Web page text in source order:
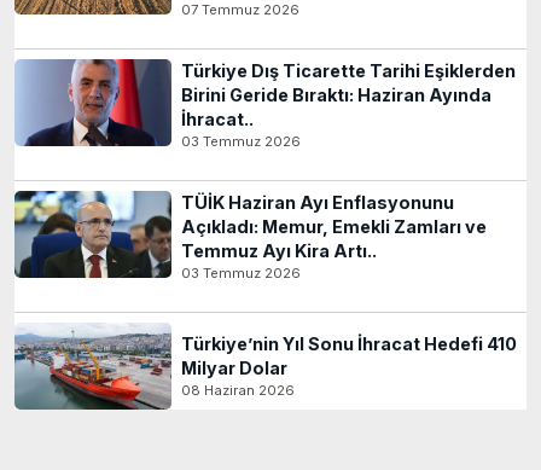
07 Temmuz 2026
Türkiye Dış Ticarette Tarihi Eşiklerden
Birini Geride Bıraktı: Haziran Ayında
İhracat..
03 Temmuz 2026
TÜİK Haziran Ayı Enflasyonunu
Açıkladı: Memur, Emekli Zamları ve
Temmuz Ayı Kira Artı..
03 Temmuz 2026
Türkiye’nin Yıl Sonu İhracat Hedefi 410
Milyar Dolar
08 Haziran 2026